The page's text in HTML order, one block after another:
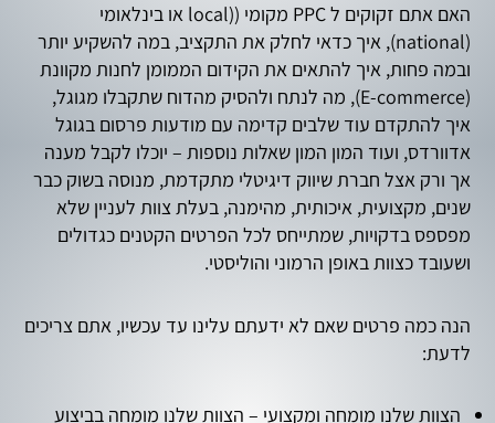
האם אתם זקוקים ל PPC מקומי ((local או בינלאומי
(national), איך כדאי לחלק את התקציב, במה להשקיע יותר
ובמה פחות, איך להתאים את הקידום הממומן לחנות מקוונת
(E-commerce), מה לנתח ולהסיק מהדוח שתקבלו מגוגל,
איך להתקדם עוד שלבים קדימה עם מודעות פרסום בגוגל
אדוורדס, ועוד המון המון שאלות נוספות – יוכלו לקבל מענה
אך ורק אצל חברת שיווק דיגיטלי מתקדמת, מנוסה בשוק כבר
שנים, מקצועית, איכותית, מהימנה, בעלת צוות לעניין שלא
מפספס בדקויות, שמתייחס לכל הפרטים הקטנים כגדולים
ושעובד כצוות באופן הרמוני והוליסטי.
הנה כמה פרטים שאם לא ידעתם עלינו עד עכשיו, אתם צריכים
לדעת:
הצוות שלנו מומחה ומקצועי – הצוות שלנו מומחה בביצוע